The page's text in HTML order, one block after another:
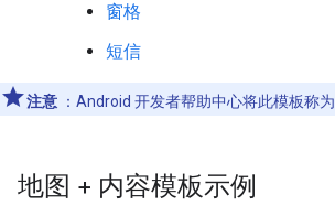
窗格
短信
注意 ：Android 开发者帮助中心将此模板称为
地图 + 内容模板示例